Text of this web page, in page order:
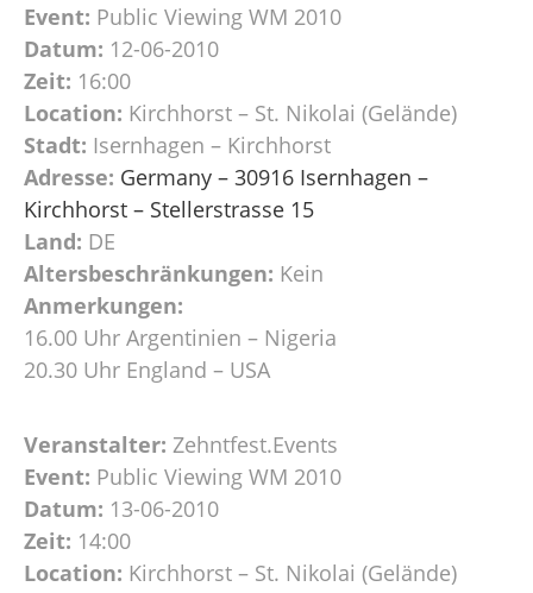
Event: Public Viewing WM 2010
Datum: 12-06-2010
Zeit: 16:00
Location: Kirchhorst – St. Nikolai (Gelände)
Stadt: Isernhagen – Kirchhorst
Adresse: Germany – 30916 Isernhagen –
Kirchhorst – Stellerstrasse 15
Land: DE
Altersbeschränkungen: Kein
Anmerkungen:
16.00 Uhr Argentinien – Nigeria
20.30 Uhr England – USA
Veranstalter: Zehntfest.Events
Event: Public Viewing WM 2010
Datum: 13-06-2010
Zeit: 14:00
Location: Kirchhorst – St. Nikolai (Gelände)